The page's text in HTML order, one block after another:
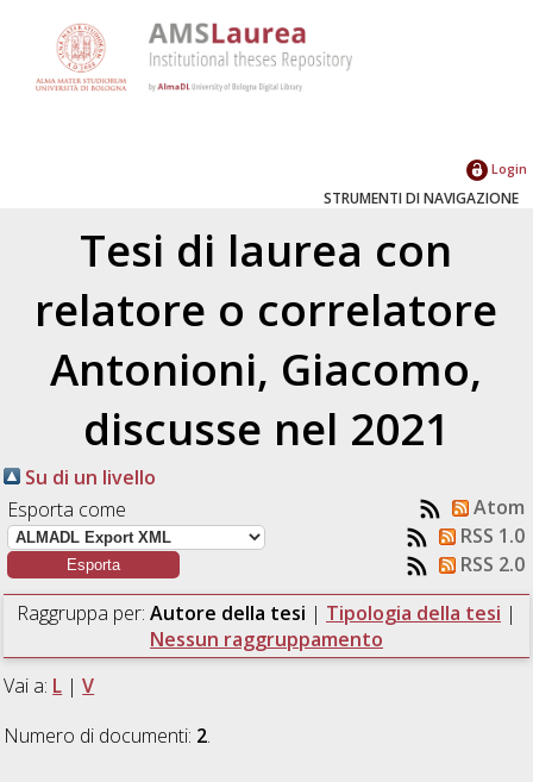
Login
STRUMENTI DI NAVIGAZIONE
Tesi di laurea con
relatore o correlatore
Antonioni, Giacomo,
discusse nel 2021
Su di un livello
Esporta come
Atom
RSS 1.0
RSS 2.0
Raggruppa per: Autore della tesi | Tipologia della tesi |
Nessun raggruppamento
Vai a: L |V
Numero di documenti: 2.